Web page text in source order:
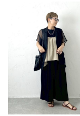
Antiquite's（アンテ
Audition（オーディ
blue willow（ブル
blue willow（ブル
CUBE SUGAR（